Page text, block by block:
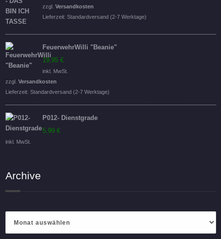
war:
16,95 €
ist:
14,95 €.
zzgl. Versandkosten
Lieferzeit: Standardversand (2-7 Werktage)
FeuerwehrWilli "Beanie"
19,95 €
inkl. MwSt.
zzgl. Versandkosten
Lieferzeit: Standardversand (2-7 Werktage)
P012- Dienstgrade
5,99 €
inkl. MwSt.
Archive